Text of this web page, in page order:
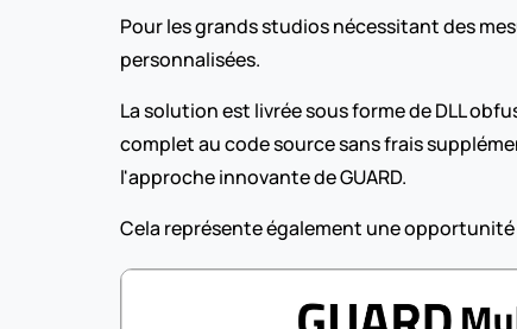
Pour les grands studios nécessitant des
personnalisées.
La solution est livrée sous forme de DLL
complet au code source sans frais
l'approche innovante de GUARD.
Cela représente également une